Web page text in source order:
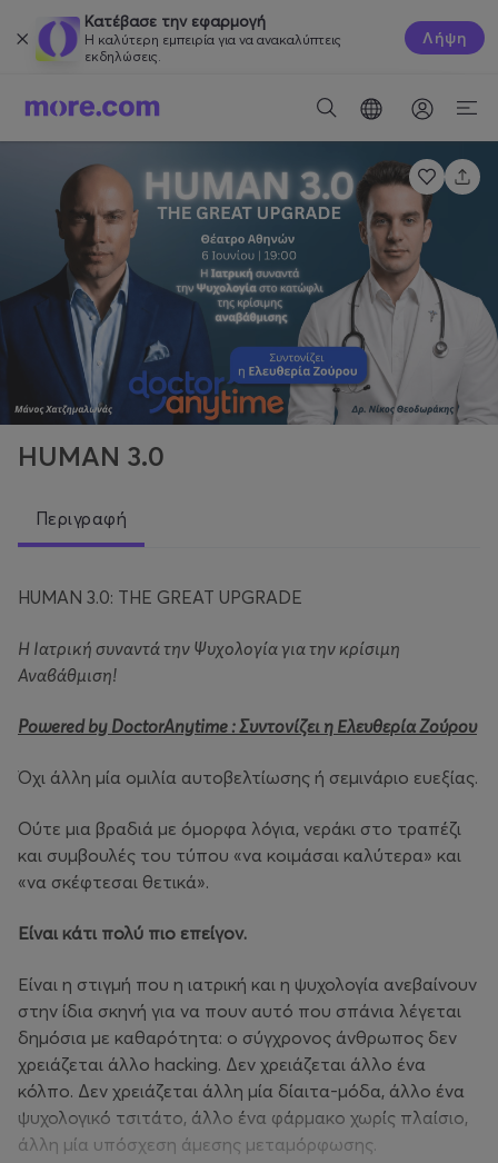
Κατέβασε την εφαρμογή
Η καλύτερη εμπειρία για να ανακαλύπτεις
εκδηλώσεις.
Λήψη
HUMAN 3.0
Περιγραφή
HUMAN 3.0: THE GREAT UPGRADE
Η Ιατρική συναντά την Ψυχολογία για την κρίσιμη
Αναβάθμιση!
Powered by DoctorAnytime : Συντονίζει η Ελευθερία Ζούρου
Όχι άλλη μία ομιλία αυτοβελτίωσης ή σεμινάριο ευεξίας.
Ούτε μια βραδιά με όμορφα λόγια, νεράκι στο τραπέζι
και συμβουλές του τύπου «να κοιμάσαι καλύτερα» και
«να σκέφτεσαι θετικά».
Είναι κάτι πολύ πιο επείγον.
Είναι η στιγμή που η ιατρική και η ψυχολογία ανεβαίνουν
στην ίδια σκηνή για να πουν αυτό που σπάνια λέγεται
δημόσια με καθαρότητα: ο σύγχρονος άνθρωπος δεν
χρειάζεται άλλο hacking. Δεν χρειάζεται άλλο ένα
κόλπο. Δεν χρειάζεται άλλη μία δίαιτα-μόδα, άλλο ένα
ψυχολογικό τσιτάτο, άλλο ένα φάρμακο χωρίς πλαίσιο,
άλλη μία υπόσχεση άμεσης μεταμόρφωσης.